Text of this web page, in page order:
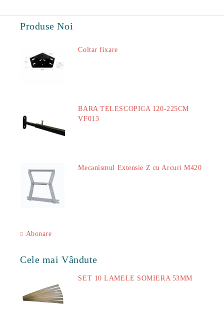
Produse Noi
Coltar fixare
BARA TELESCOPICA 120-225CM
VF013
Mecanismul Extensie Z cu Arcuri M420
Abonare
Cele mai Vândute
SET 10 LAMELE SOMIERA 53MM